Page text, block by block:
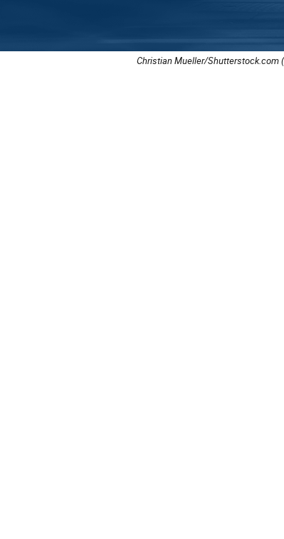
Christian Mueller/Shutterstock.com (